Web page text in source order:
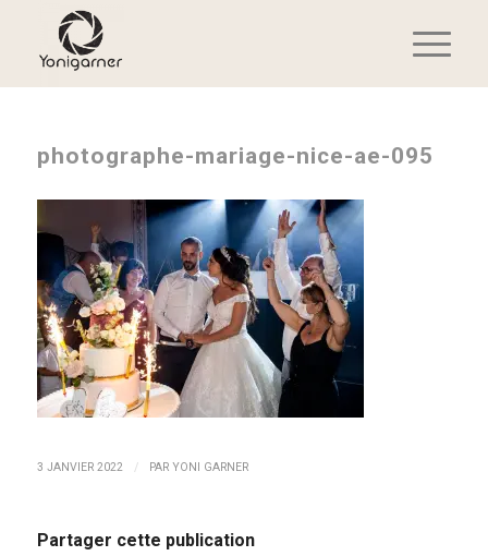
photographe-mariage-nice-ae-095
3 JANVIER 2022 / PAR YONI GARNER
Partager cette publication